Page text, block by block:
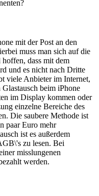
mit der Post an den
muss man sich auf die
dass mit dem
und es nicht nach Dritte
viele Anbieter im Internet,
beim iPhone
im Display kommen oder
einzelne Bereiche des
Die saubere Methode ist
paar Euro mehr
ist es außerdem
zu lesen. Bei
misslungenen
werden.